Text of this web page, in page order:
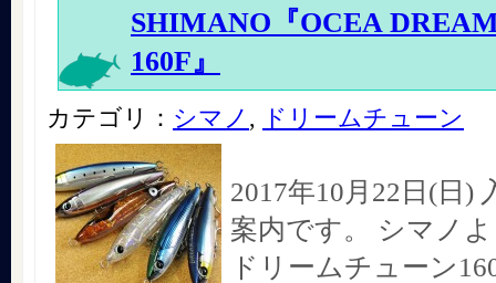
SHIMANO『OCEA
160F』
カテゴリ： シマノ , ドリームチューン
2017年10月22日(日)
案内です。 シマノ
ドリームチューン